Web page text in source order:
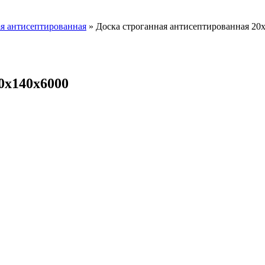
антисептированная » Доска строганная антисептированная